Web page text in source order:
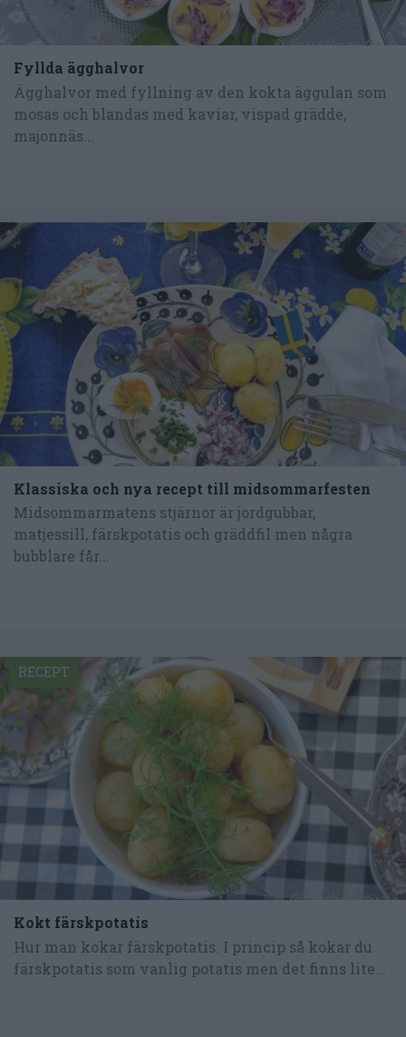
Fyllda ägghalvor
Ägghalvor med fyllning av den kokta äggulan som
mosas och blandas med kaviar, vispad grädde,
majonnäs...
Klassiska och nya recept till midsommarfesten
Midsommarmatens stjärnor är jordgubbar,
matjessill, färskpotatis och gräddfil men några
bubblare får...
Kokt färskpotatis
Hur man kokar färskpotatis. I princip så kokar du
färskpotatis som vanlig potatis men det finns lite...
RECEPT